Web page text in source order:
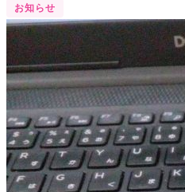
お知らせ